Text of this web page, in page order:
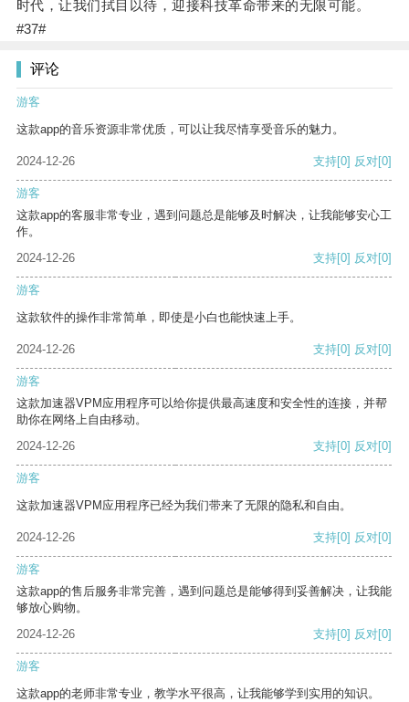
时代，让我们拭目以待，迎接科技革命带来的无限可能。
#37#
评论
游客
这款app的音乐资源非常优质，可以让我尽情享受音乐的魅力。
2024-12-26 支持[0] 反对[0]
游客
这款app的客服非常专业，遇到问题总是能够及时解决，让我能够安心工
作。
2024-12-26
支持[0] 反对[0]
游客
这款软件的操作非常简单，即使是小白也能快速上手。
2024-12-26 支持[0] 反对[0]
游客
这款加速器VPM应用程序可以给你提供最高速度和安全性的连接，并帮
助你在网络上自由移动。
2024-12-26
支持[0] 反对[0]
游客
这款加速器VPM应用程序已经为我们带来了无限的隐私和自由。
2024-12-26 支持[0] 反对[0]
游客
这款app的售后服务非常完善，遇到问题总是能够得到妥善解决，让我能
够放心购物。
2024-12-26
支持[0] 反对[0]
游客
这款app的老师非常专业，教学水平很高，让我能够学到实用的知识。